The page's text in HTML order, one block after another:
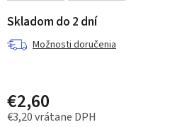
Skladom do 2 dní
Možnosti doručenia
€2,60
€3,20 vrátane DPH